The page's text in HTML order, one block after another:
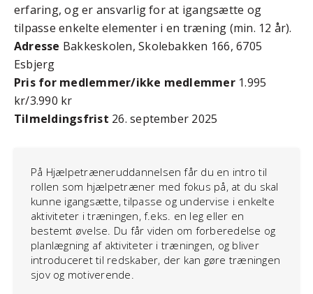
erfaring, og er ansvarlig for at igangsætte og
tilpasse enkelte elementer i en træning (min. 12 år).
Adresse Bakkeskolen, Skolebakken 166, 6705
Esbjerg
Pris for medlemmer/ikke medlemmer1.995
kr/3.990 kr
Tilmeldingsfrist 26. september 2025
På Hjælpetræneruddannelsen får du en intro til
rollen som hjælpetræner med fokus på, at du skal
kunne igangsætte, tilpasse og undervise i enkelte
aktiviteter i træningen, f.eks. en leg eller en
bestemt øvelse. Du får viden om forberedelse og
planlægning af aktiviteter i træningen, og bliver
introduceret til redskaber, der kan gøre træningen
sjov og motiverende.